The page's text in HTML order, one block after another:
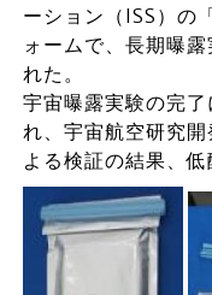
ーション（ISS）の
ォームで、長期曝
れた。
宇宙曝露実験の完
れ、宇宙航空研究
よる検証の結果、低